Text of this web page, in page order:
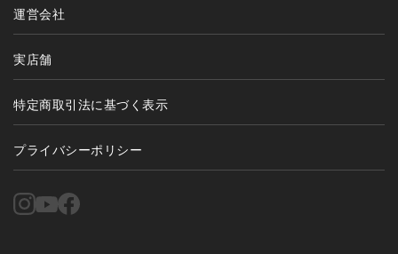
運営会社
実店舗
特定商取引法に基づく表示
プライバシーポリシー